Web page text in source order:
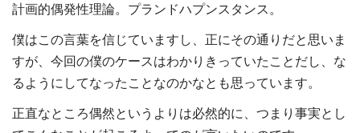
計画的偶発性理論。プランドハプンスタンス。
僕はこの言葉を信じていますし、正にその通りだと思いま
すが、今回の僕のケースはわかりきっていたことだし、な
るようにしてなったことなのかなとも思っています。
正直なところ偶然というよりは必然的に、つまり事実とし